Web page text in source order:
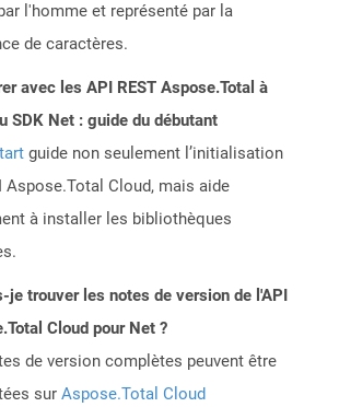
l'homme et représenté par la
de caractères.
avec les API REST Aspose.Total à
SDK Net : guide du débutant
guide non seulement l’initialisation
Aspose.Total Cloud, mais aide
à installer les bibliothèques
je trouver les notes de version de l'API
Cloud pour Net ?
de version complètes peuvent être
sur Aspose.Total Cloud